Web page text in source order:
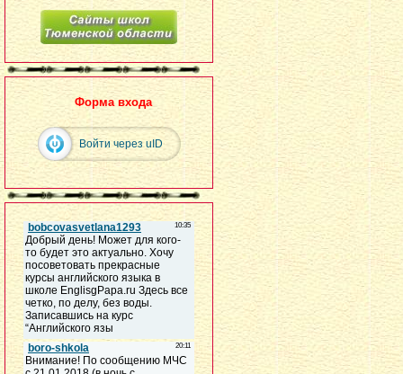
Форма входа
Войти через uID